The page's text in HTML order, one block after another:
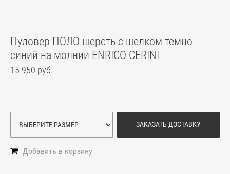
Пуловер ПОЛО шерсть с шелком темно
синий на молнии ENRICO CERINI
15 950 руб.
ЗАКАЗАТЬ ДОСТАВКУ
Добавить в корзину